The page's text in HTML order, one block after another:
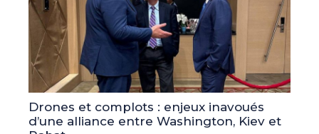
Drones et complots : enjeux inavoués
d’une alliance entre Washington, Kiev et